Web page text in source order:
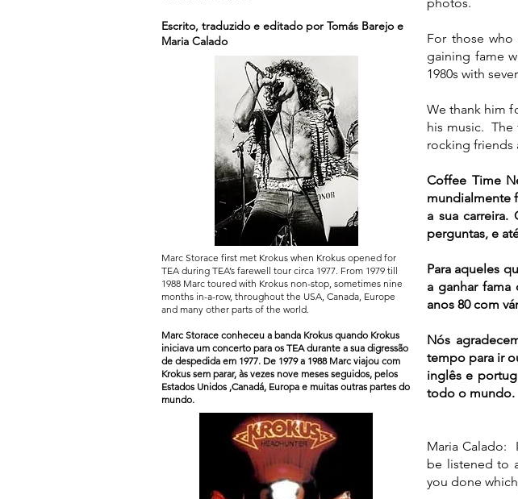
Escrito, traduzido e editado por Tomás Barejo e
Maria Calado
Marc Storace first met Krokus when Krokus opened for
TEA during TEA’s farewell tour circa 1977. From 1979 till
1988 Marc toured with Krokus non-stop, sometimes nine
months in-a-row, throughout the USA, Canada, Europe
and many other parts of the world.
Marc Storace conheceu a banda Krokus quando Krokus
iniciava um concerto para os TEA durante a sua digressão
de despedida em 1977. De 1979 a 1988 Marc viajou com
Krokus sem parar, às vezes nove meses seguidos, pelos
Estados Unidos ,Canadá, Europa e muitas outras partes do
mundo.
For those
gaining fame
1980s with
We thank him
his music. The
rocking friends
Coffee Time
mundialmente
a sua
perguntas, e
Para aqueles
a ganhar
anos 80 com
Nós
tempo para ir
inglês e
todo o mundo.
Maria Calado:
be listened to
you done